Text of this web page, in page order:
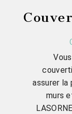
assurer
murs